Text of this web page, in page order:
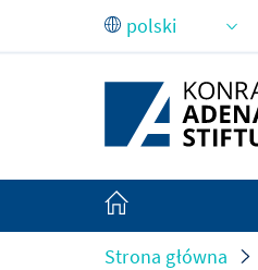
Skip to Main Content
Strona główna